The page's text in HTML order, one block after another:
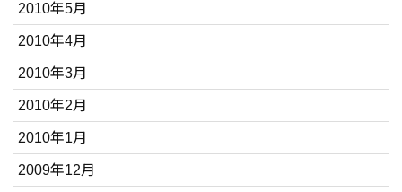
2010年5月
2010年4月
2010年3月
2010年2月
2010年1月
2009年12月